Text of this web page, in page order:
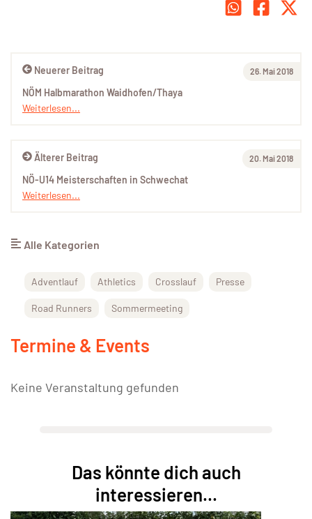
Älterer Beitrag 20. Mai 2018
NÖ-U14 Meisterschaften in Schwechat
Weiterlesen...
Neuerer Beitrag 26. Mai 2018
NÖM Halbmarathon Waidhofen/Thaya
Weiterlesen...
Alle Kategorien
Adventlauf Athletics Crosslauf Presse
Road Runners Sommermeeting
Termine & Events
Keine Veranstaltung gefunden
Das könnte dich auch
interessieren...